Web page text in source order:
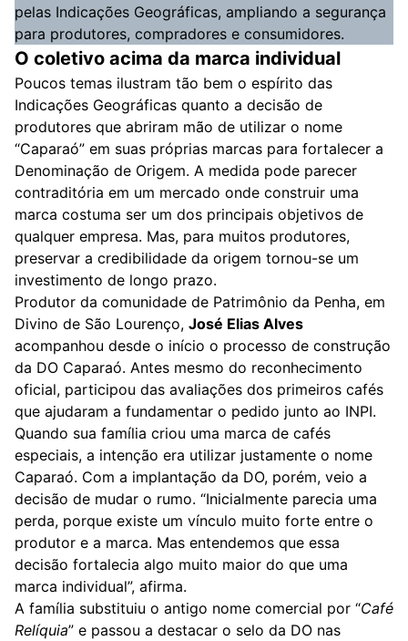
pelas Indicações Geográficas, ampliando a segurança
para produtores, compradores e consumidores.
O coletivo acima da marca individual
Poucos temas ilustram tão bem o espírito das
Indicações Geográficas quanto a decisão de
produtores que abriram mão de utilizar o nome
“Caparaó” em suas próprias marcas para fortalecer a
Denominação de Origem. A medida pode parecer
contraditória em um mercado onde construir uma
marca costuma ser um dos principais objetivos de
qualquer empresa. Mas, para muitos produtores,
preservar a credibilidade da origem tornou-se um
investimento de longo prazo.
Produtor da comunidade de Patrimônio da Penha, em
Divino de São Lourenço, José Elias Alves
acompanhou desde o início o processo de construção
da DO Caparaó. Antes mesmo do reconhecimento
oficial, participou das avaliações dos primeiros cafés
que ajudaram a fundamentar o pedido junto ao INPI.
Quando sua família criou uma marca de cafés
especiais, a intenção era utilizar justamente o nome
Caparaó. Com a implantação da DO, porém, veio a
decisão de mudar o rumo. “Inicialmente parecia uma
perda, porque existe um vínculo muito forte entre o
produtor e a marca. Mas entendemos que essa
decisão fortalecia algo muito maior do que uma
marca individual”, afirma.
A família substituiu o antigo nome comercial por “Café
Relíquia” e passou a destacar o selo da DO nas